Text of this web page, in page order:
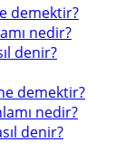
demektir?
nedir?
denir?
demektir?
nedir?
denir?